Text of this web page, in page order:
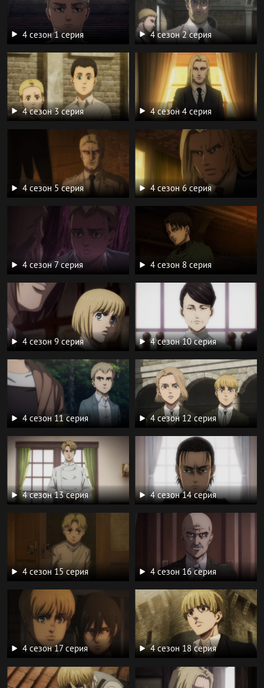
4 сезон 1 серия 4 сезон 2 серия
4 сезон 3 серия 4 сезон 4 серия
4 сезон 5 серия 4 сезон 6 серия
4 сезон 7 серия 4 сезон 8 серия
4 сезон 9 серия 4 сезон 10 серия
4 сезон 11 серия 4 сезон 12 серия
4 сезон 13 серия 4 сезон 14 серия
4 сезон 15 серия 4 сезон 16 серия
4 сезон 17 серия 4 сезон 18 серия